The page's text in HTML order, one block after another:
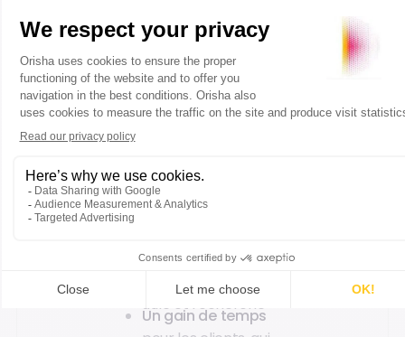
améliorent
l’expérience client et
renforcent leur
attractivité :
pour répondre aux
besoins d’une
de la fréquentation
grâce à un service
utile et recherché
Un gain de temps